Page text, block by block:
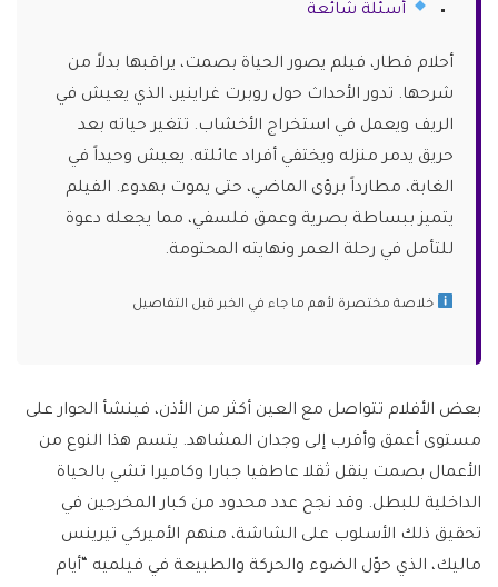
أسئلة شائعة
أحلام قطار، فيلم يصور الحياة بصمت، يراقبها بدلاً من
شرحها. تدور الأحداث حول روبرت غراينير، الذي يعيش في
الريف ويعمل في استخراج الأخشاب. تتغير حياته بعد
حريق يدمر منزله ويختفي أفراد عائلته. يعيش وحيداً في
الغابة، مطارداً برؤى الماضي، حتى يموت بهدوء. الفيلم
يتميز ببساطة بصرية وعمق فلسفي، مما يجعله دعوة
للتأمل في رحلة العمر ونهايته المحتومة.
خلاصة مختصرة لأهم ما جاء في الخبر قبل التفاصيل
بعض الأفلام تتواصل مع العين أكثر من الأذن، فينشأ الحوار على
مستوى أعمق وأقرب إلى وجدان المشاهد. يتسم هذا النوع من
الأعمال بصمت ينقل ثقلا عاطفيا جبارا وكاميرا تشي بالحياة
الداخلية للبطل. وقد نجح عدد محدود من كبار المخرجين في
تحقيق ذلك الأسلوب على الشاشة، منهم الأميركي تيرينس
ماليك، الذي حوّل الضوء والحركة والطبيعة في فيلميه “أيام